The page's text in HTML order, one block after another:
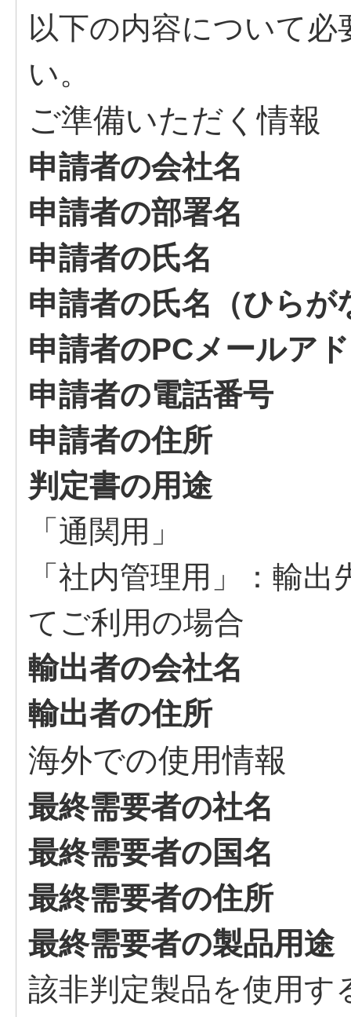
以下の内容について
い。
ご準備いただく情報
申請者の会社名
申請者の部署名
申請者の氏名
申請者の氏名（ひらが
申請者のPCメールア
申請者の電話番号
申請者の住所
判定書の用途
「通関用」
「社内管理用」：輸
てご利用の場合
輸出者の会社名
輸出者の住所
海外での使用情報
最終需要者の社名
最終需要者の国名
最終需要者の住所
最終需要者の製品用途
該非判定製品を使用す